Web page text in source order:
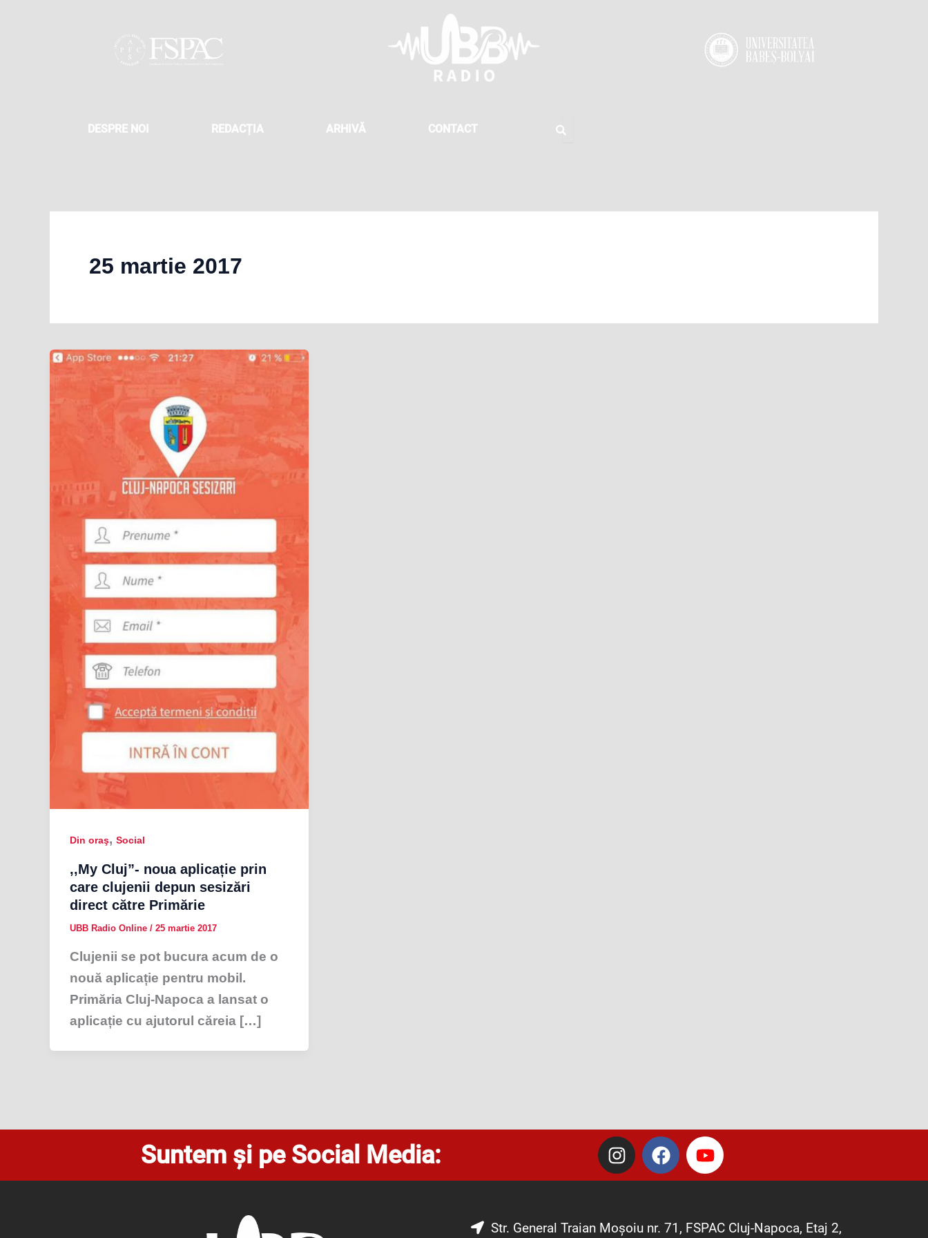
DESPRE NOI REDACȚIA ARHIVĂ CONTACT
25 martie 2017
Din oraş, Social
,,My Cluj”- noua aplicație prin
care clujenii depun sesizări
direct către Primărie
UBB Radio Online / 25 martie 2017
Clujenii se pot bucura acum de o
nouă aplicație pentru mobil.
Primăria Cluj-Napoca a lansat o
aplicație cu ajutorul căreia […]
Suntem și pe Social Media:
I
n
s
F
a
c
b
Y
o
u
u
Str. General Traian Moșoiu nr. 71, FSPAC Cluj-Napoca, Etaj 2,